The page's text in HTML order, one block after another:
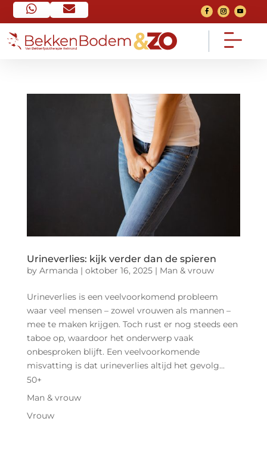
 
 Over mij
Mijn verhaal
 Het traject
Bekijk het traject

Urineverlies: kijk verder dan de spieren
by Armanda | oktober 16, 2025| Man & vrouw
Urineverlies is een veelvoorkomend probleem
waar veel mensen – zowel vrouwen als mannen –
mee te maken krijgen. Toch rust er nog steeds een
taboe op, waardoor het onderwerp vaak
onbesproken blijft. Een veelvoorkomende
misvatting is dat urineverlies altijd het gevolg...
50+
Man & vrouw
Vrouw